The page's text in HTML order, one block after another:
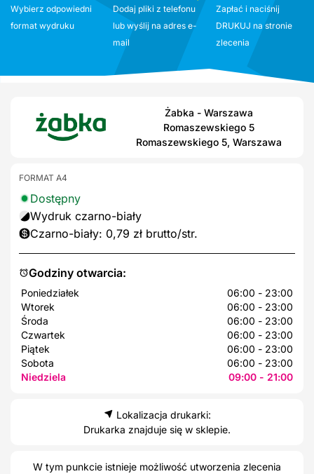
Wybierz odpowiedni
format wydruku
Dodaj pliki z telefonu
lub wyślij na adres e-
mail
Zapłać i naciśnij
DRUKUJ na stronie
zlecenia
Żabka - Warszawa
Romaszewskiego 5
Romaszewskiego 5, Warszawa
Godziny otwarcia:
Poniedziałek
06:00 - 23:00
Wtorek
06:00 - 23:00
Środa
06:00 - 23:00
Czwartek
06:00 - 23:00
Piątek
06:00 - 23:00
Sobota
06:00 - 23:00
Niedziela
09:00 - 21:00
FORMAT A4
Dostępny
Wydruk czarno-biały
Czarno-biały: 0,79 zł brutto/str.
Lokalizacja drukarki:
Drukarka znajduje się w sklepie.
W tym punkcie istnieje możliwość utworzenia zlecenia